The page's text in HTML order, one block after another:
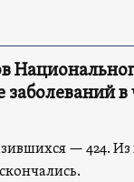
— 424.